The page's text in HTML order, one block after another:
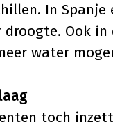
In
Ook
water
toch